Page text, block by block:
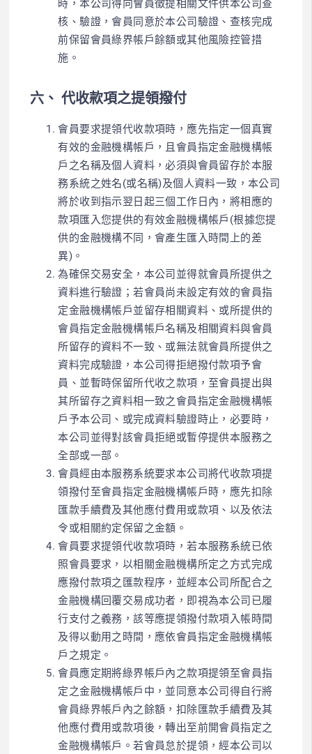
時，本公司得向會員徵提相關文件供本公司查
核、驗證，會員同意於本公司驗證、查核完成
前保留會員綠界帳戶餘額或其他風險控管措
施。
六、 代收款項之提領撥付
會員要求提領代收款項時，應先指定一個真實
有效的金融機構帳戶，且會員指定金融機構帳
戶之名稱及個人資料，必須與會員留存於本服
務系統之姓名(或名稱)及個人資料一致，本公司
將於收到指示翌日起三個工作日內，將相應的
款項匯入您提供的有效金融機構帳戶(根據您提
供的金融機構不同，會產生匯入時間上的差
異)。
為確保交易安全，本公司並得就會員所提供之
資料進行驗證；若會員尚未設定有效的會員指
定金融機構帳戶並留存相關資料、或所提供的
會員指定金融機構帳戶名稱及相關資料與會員
所留存的資料不一致、或無法就會員所提供之
資料完成驗證，本公司得拒絕撥付款項予會
員、並暫時保留所代收之款項，至會員提出與
其所留存之資料相一致之會員指定金融機構帳
戶予本公司、或完成資料驗證時止，必要時，
本公司並得對該會員拒絕或暫停提供本服務之
全部或一部。
會員經由本服務系統要求本公司將代收款項提
領撥付至會員指定金融機構帳戶時，應先扣除
匯款手續費及其他應付費用或款項、以及依法
令或相關約定保留之金額。
會員要求提領代收款項時，若本服務系統已依
照會員要求，以相關金融機構所定之方式完成
應撥付款項之匯款程序，並經本公司所配合之
金融機構回覆交易成功者，即視為本公司已履
行支付之義務，該等應提領撥付款項入帳時間
及得以動用之時間，應依會員指定金融機構帳
戶之規定。
會員應定期將綠界帳戶內之款項提領至會員指
定之金融機構帳戶中，並同意本公司得自行將
會員綠界帳戶內之餘額，扣除匯款手續費及其
他應付費用或款項後，轉出至前開會員指定之
金融機構帳戶。若會員怠於提領，經本公司以